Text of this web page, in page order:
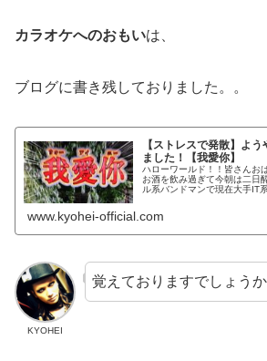
カラオケへのおもいは、
ブログに書き残しておりました。。
【ストレスで発散】よ
ました！【我愛你】
ハローワールド！！皆さんお
お酒を飲み過ぎて今朝は二日
ル系バンドマンで現在大手IT
www.kyohei-official.com
KYOHEI
覚えておりますでしょうか